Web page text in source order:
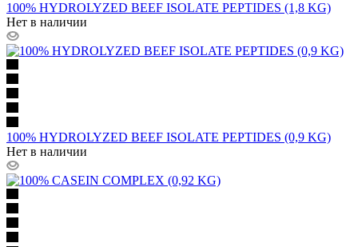
100% HYDROLYZED BEEF ISOLATE PEPTIDES (1,8 KG)
Нет в наличии
100% HYDROLYZED BEEF ISOLATE PEPTIDES (0,9 KG)
Нет в наличии